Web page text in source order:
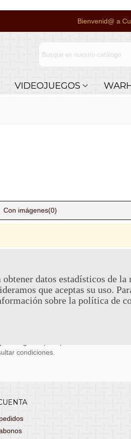
Bienvenid@ a
VIDEOJUEGOS
Con imágenes(0)
Y DEVOLUCIONES
muy económicos en 24h a través de
entrega de lunes a viernes no
condiciones.
datos estadísticos de la
que aceptas su uso.
sobre la política de